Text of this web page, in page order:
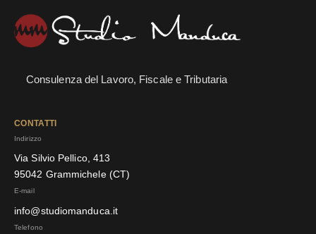
Consulenza del Lavoro, Fiscale e Tributaria
CONTATTI
Indirizzo
Via Silvio Pellico, 413
95042 Grammichele (CT)
E-mail
info@studiomanduca.it
Telefono